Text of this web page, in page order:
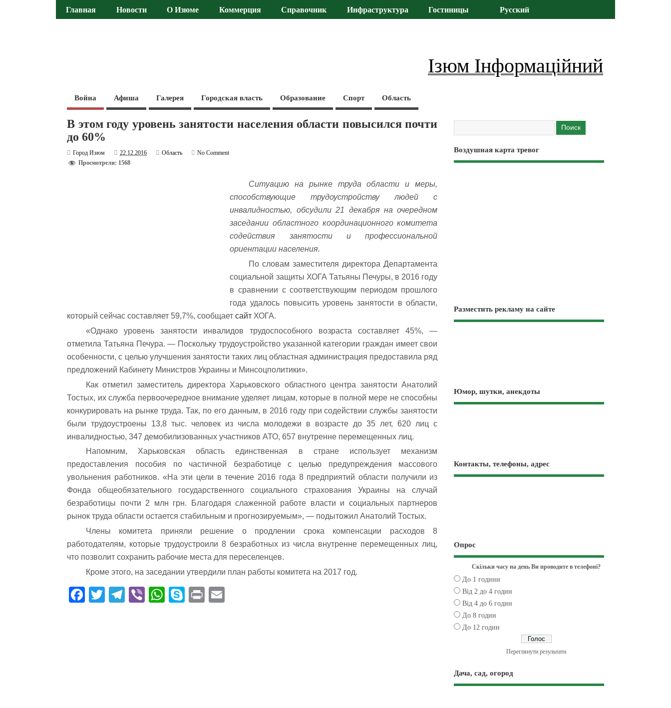
Главная Новости О Изюме Коммерция Справочник Инфраструктура Гостиницы Русский
Ізюм Інформаційний
Война Афиша Галерея Городская власть Образование Спорт Область
В этом году уровень занятости населения области повысился почти
до 60%
Город Изюм 22.12.2016 Область
No Comment
Просмотрели: 1568
Ситуацию на рынке труда области и меры,
способствующие трудоустройству людей с
инвалидностью, обсудили 21 декабря на очередном
заседании областного координационного комитета
содействия занятости и профессиональной
ориентации населения.
По словам заместителя директора Департамента
социальной защиты ХОГА Татьяны Печуры, в 2016 году
в сравнении с соответствующим периодом прошлого
года удалось повысить уровень занятости в области,
который сейчас составляет 59,7%, сообщаетсайт ХОГА.
«Однако уровень занятости инвалидов трудоспособного возраста составляет 45%, —
отметила Татьяна Печура. — Поскольку трудоустройство указанной категории граждан имеет свои
особенности, с целью улучшения занятости таких лиц областная администрация предоставила ряд
предложений Кабинету Министров Украины и Минсоцполитики».
Как отметил заместитель директора Харьковского областного центра занятости Анатолий
Тостых, их служба первоочередное внимание уделяет лицам, которые в полной мере не способны
конкурировать на рынке труда. Так, по его данным, в 2016 году при содействии службы занятости
были трудоустроены 13,8 тыс. человек из числа молодежи в возрасте до 35 лет, 620 лиц с
инвалидностью, 347 демобилизованных участников АТО, 657 внутренне перемещенных лиц.
Напомним, Харьковская область единственная в стране использует механизм
предоставления пособия по частичной безработице с целью предупреждения массового
увольнения работников. «На эти цели в течение 2016 года 8 предприятий области получили из
Фонда общеобязательного государственного социального страхования Украины на случай
безработицы почти 2 млн грн. Благодаря слаженной работе власти и социальных партнеров
рынок труда области остается стабильным и прогнозируемым», — подытожил Анатолий Тостых.
Члены комитета приняли решение о продлении срока компенсации расходов 8
работодателям, которые трудоустроили 8 безработных из числа внутренне перемещенных лиц,
что позволит сохранить рабочие места для переселенцев.
Кроме этого, на заседании утвердили план работы комитета на 2017 год.
Fa T
Te Vi
W
S
Pr
Воздушная карта тревог
Разместить рекламу на сайте
Юмор, шутки, анекдоты
Контакты, телефоны, адрес
Опрос
Скільки часу на день Ви проводите в телефоні?
До 1 години
Від 2 до 4 годин
Від 4 до 6 годин
До 8 годин
До 12 годин
Переглянути результати
Дача, сад, огород